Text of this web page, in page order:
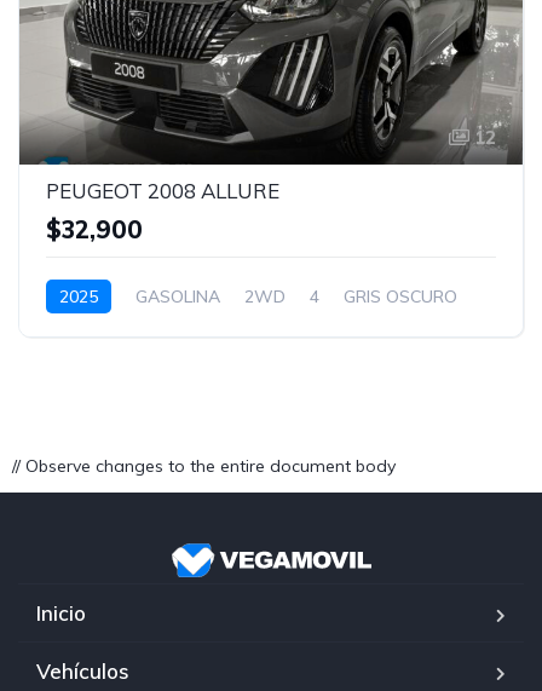
12
PEUGEOT 2008 ALLURE
$32,900
2025 GASOLINA 2WD 4 GRIS OSCURO
// Observe changes to the entire document body
Inicio
Vehículos